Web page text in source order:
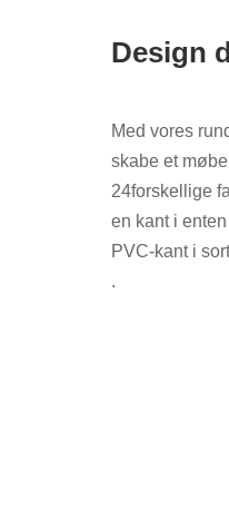
Design
Med vores
skabe et
24forskellige
en kant i
PVC-kant i
.